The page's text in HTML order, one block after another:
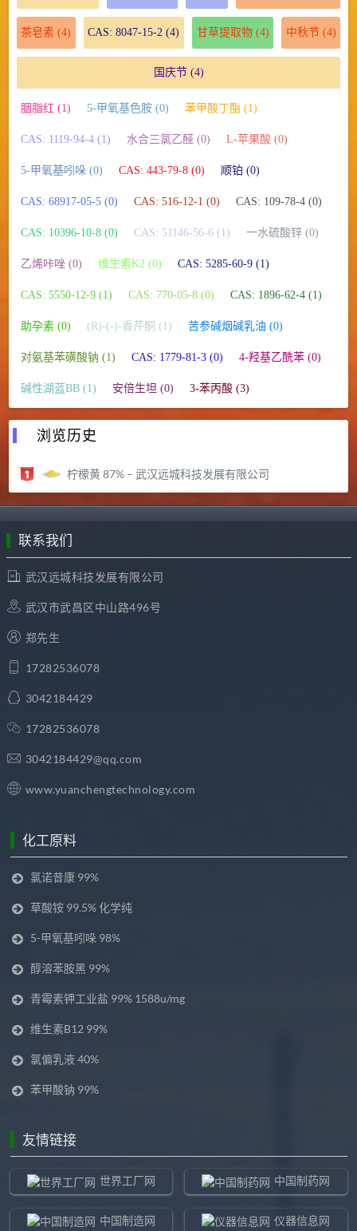
茶皂素 (4) CAS: 8047-15-2 (4) 甘草提取物(4) 中秋节(4)
国庆节(4)
胭脂红 (1) 5-甲氧基色胺 (0) 苯甲酸丁酯 (1)
CAS: 1119-94-4 (1) 水合三氯乙醛 (0) L-苹果酸 (0)
5-甲氧基吲哚 (0) CAS: 443-79-8 (0) 顺铂 (0)
CAS: 68917-05-5 (0) CAS: 516-12-1 (0) CAS: 109-78-4 (0)
CAS: 10396-10-8 (0) CAS: 51146-56-6 (1) 一水硫酸锌 (0)
乙烯咔唑 (0) 维生素K2 (0) CAS: 5285-60-9 (1)
CAS: 5550-12-9 (1) CAS: 770-05-8 (0) CAS: 1896-62-4 (1)
助孕素 (0) (R)-(-)-香芹酮 (1) 苦参碱烟碱乳油 (0)
对氨基苯磺酸钠 (1) CAS: 1779-81-3 (0) 4-羟基乙酰苯 (0)
碱性湖蓝BB (1) 安倍生坦 (0) 3-苯丙酸 (3)
浏览历史
柠檬黄 87% – 武汉远城科技发展有限公司
联系我们
武汉远城科技发展有限公司
武汉市武昌区中山路496号
郑先生
17282536078
3042184429
17282536078
3042184429@qq.com
www.yuanchengtechnology.com
化工原料
氯诺昔康 99%
草酸铵 99.5% 化学纯
5-甲氧基吲哚 98%
醇溶苯胺黑 99%
青霉素钾工业盐 99% 1588u/mg
维生素B12 99%
氯偏乳液 40%
苯甲酸钠 99%
友情链接
世界工厂网 中国制药网
中国制造网 仪器信息网